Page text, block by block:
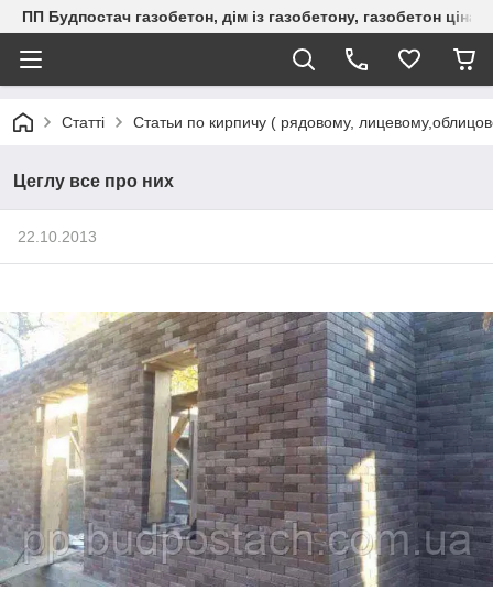
ПП Будпостач газобетон, дім із газобетону, газобетон
Статті Статьи по кирпичу ( рядовому,
Цеглу все про них
22.10.2013